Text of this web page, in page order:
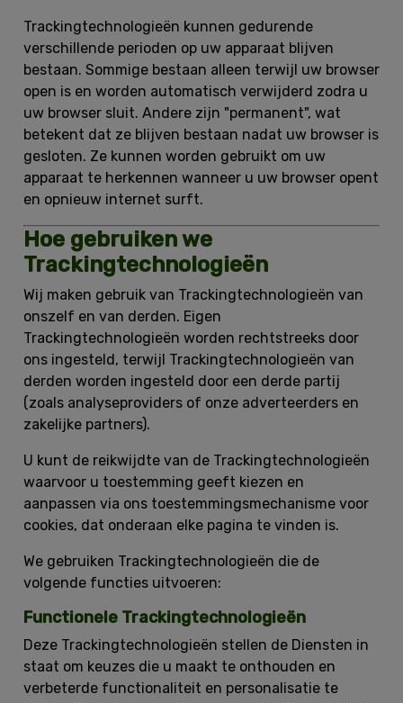
Trackingtechnologieën kunnen gedurende
verschillende perioden op uw apparaat blijven
bestaan. Sommige bestaan alleen terwijl uw browser
open is en worden automatisch verwijderd zodra u
uw browser sluit. Andere zijn "permanent", wat
betekent dat ze blijven bestaan nadat uw browser is
gesloten. Ze kunnen worden gebruikt om uw
apparaat te herkennen wanneer u uw browser opent
en opnieuw internet surft.
Hoe gebruiken we
Trackingtechnologieën
Wij maken gebruik van Trackingtechnologieën van
onszelf en van derden. Eigen
Trackingtechnologieën worden rechtstreeks door
ons ingesteld, terwijl Trackingtechnologieën van
derden worden ingesteld door een derde partij
(zoals analyseproviders of onze adverteerders en
zakelijke partners).
U kunt de reikwijdte van de Trackingtechnologieën
waarvoor u toestemming geeft kiezen en
aanpassen via ons toestemmingsmechanisme voor
cookies, dat onderaan elke pagina te vinden is.
We gebruiken Trackingtechnologieën die de
volgende functies uitvoeren:
Functionele Trackingtechnologieën
Deze Trackingtechnologieën stellen de Diensten in
staat om keuzes die u maakt te onthouden en
verbeterde functionaliteit en personalisatie te